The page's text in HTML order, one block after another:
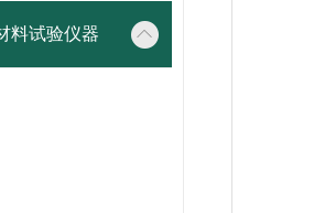
料试验仪器